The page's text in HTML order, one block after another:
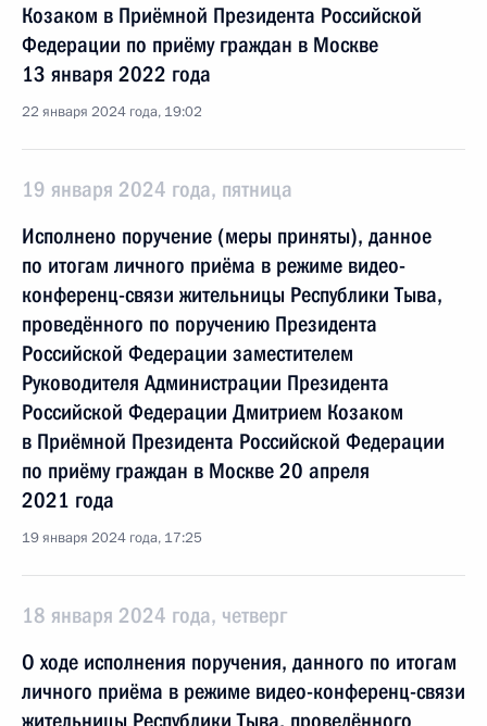
Козаком в Приёмной Президента Российской
Федерации по приёму граждан в Москве
13 января 2022 года
22 января 2024 года, 19:02
19 января 2024 года, пятница
Исполнено поручение (меры приняты), данное
по итогам личного приёма в режиме видео-
конференц-связи жительницы Республики Тыва,
проведённого по поручению Президента
Российской Федерации заместителем
Руководителя Администрации Президента
Российской Федерации Дмитрием Козаком
в Приёмной Президента Российской Федерации
по приёму граждан в Москве 20 апреля
2021 года
19 января 2024 года, 17:25
18 января 2024 года, четверг
О ходе исполнения поручения, данного по итогам
личного приёма в режиме видео-конференц-связи
жительницы Республики Тыва, проведённого